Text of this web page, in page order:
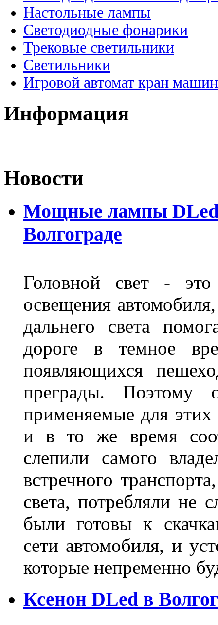
Настольные лампы
Светодиодные фонарики
Трековые светильники
Светильники
Игровой автомат кран
Информация
Новости
Мощные лампы DLed
Волгограде
Головной свет -
освещения
дальнего света
дороге в темное
появляющихся
преграды. Поэтому
применяемые для
и в то же время
слепили самого
встречного
света, потребляли не
были готовы к
сети автомобиля, и
которые непременно
Ксенон DLed в